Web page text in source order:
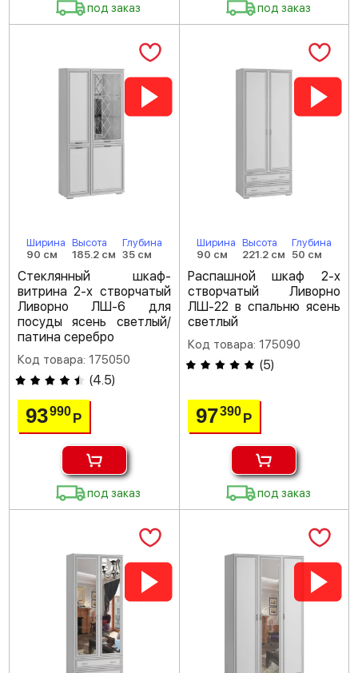
под заказ под заказ
Ширина
90 см
Высота
185.2 см
Глубина
35 см
Стеклянный шкаф-
витрина 2-х створчатый
Ливорно ЛШ-6 для
посуды ясень светлый/
патина серебро
Код товара: 175050
(4.5)
93990Р
под заказ
Ширина
90 см
Высота
221.2 см
Глубина
50 см
Распашной шкаф 2-х
створчатый Ливорно
ЛШ-22 в спальню ясень
светлый
Код товара: 175090
(5)
97390 Р
под заказ